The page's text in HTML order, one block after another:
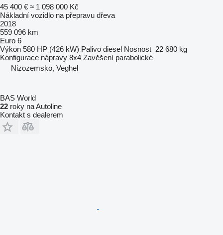
45 400 € ≈ 1 098 000 Kč
Nákladní vozidlo na přepravu dřeva
2018
559 096 km
Euro 6
Výkon 580 HP (426 kW) Palivo diesel Nosnost 22 680 kg
Konfigurace nápravy 8x4 Zavěšení parabolické
Nizozemsko, Veghel
BAS World
22 roky na Autoline
Kontakt s dealerem